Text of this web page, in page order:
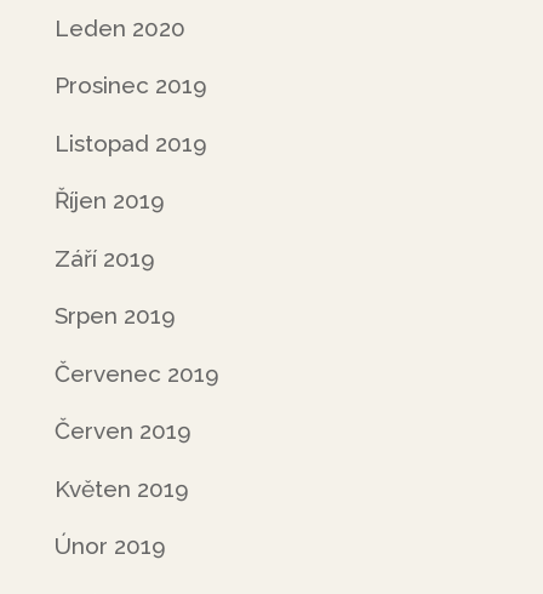
Leden 2020
Prosinec 2019
Listopad 2019
Říjen 2019
Září 2019
Srpen 2019
Červenec 2019
Červen 2019
Květen 2019
Únor 2019